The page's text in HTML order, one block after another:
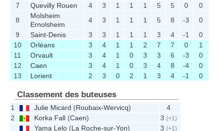
7
Quevilly Rouen 4 3 1 1 1 5 5 0
0
8
Molsheim
Ernolsheim
4 3 1 1 1 5 8 -3
0
9
Saint-Denis 3 3 1 1 1 3 4 -1
0
10
Orléans 3 4 1 1 2 7 7 0
1
11
Orvault 3 4 1 0 3 3 6 -3
0
12
Caen 3 4 1 0 3 4 8 -4
0
13
Lorient 2 3 0 2 1 3 4 -1 0
Classement des buteuses
1 Julie Micard (Roubaix-Wervicq)
4
2
Korka Fall (Caen) 3(+1)
Yama Lelo (La Roche-sur-Yon) 3(+1)